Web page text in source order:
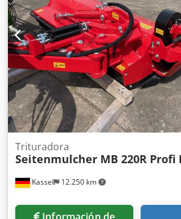
Kassel 12.250 km
Trituradora
Seitenmulcher MB 220R Profi